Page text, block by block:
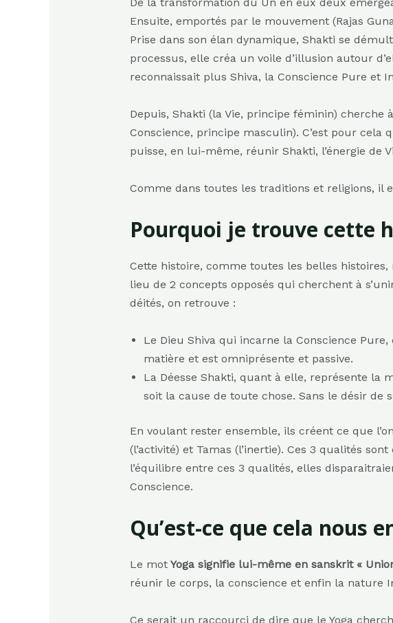
Ensuite, emportés par le mouvement (Rajas
Prise dans son élan dynamique, Shakti se
processus, elle créa un voile d’illusion autour
reconnaissait plus Shiva, la Conscience Pure et
Depuis, Shakti (la Vie, principe féminin) cherche
Conscience, principe masculin). C’est pour cela
puisse, en lui-même, réunir Shakti, l’énergie de
Comme dans toutes les traditions et religions, il
Pourquoi je trouve cette
Cette histoire, comme toutes les belles
lieu de 2 concepts opposés qui cherchent à
déités, on retrouve :
Le Dieu Shiva qui incarne la Conscience
matière et est omniprésente et passive.
La Déesse Shakti, quant à elle, représente la
soit la cause de toute chose. Sans le désir de
En voulant rester ensemble, ils créent ce que
(l’activité) et Tamas (l’inertie). Ces 3 qualités
l’équilibre entre ces 3 qualités, elles
Conscience.
Qu’est-ce que cela nous
Le motYoga signifie lui-même en sanskrit «
réunir le corps, la conscience et enfin la nature
Ce serait un raccourci de dire que le Yoga